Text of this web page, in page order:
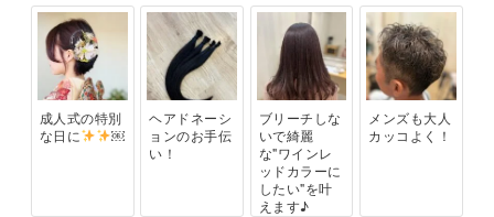
成人式の特別
な日に
￼
ヘアドネーシ
ョンのお手伝
い！
ブリーチしな
いで綺麗
な"ワインレ
ッドカラーに
したい"を叶
えます♪
メンズも大人
カッコよく！